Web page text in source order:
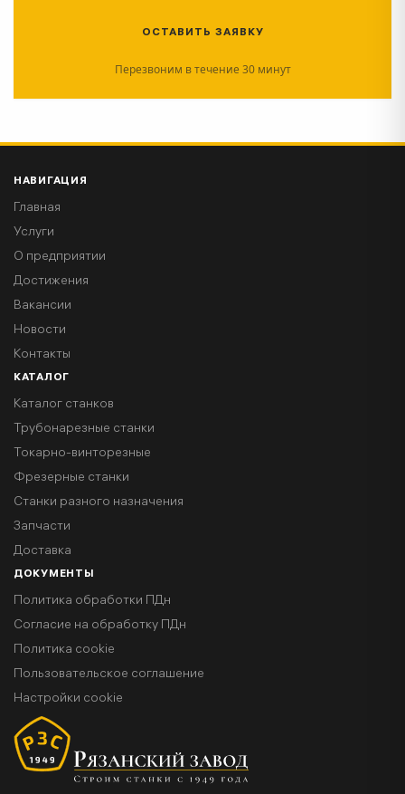
ОСТАВИТЬ ЗАЯВКУ
Перезвоним в течение 30 минут
НАВИГАЦИЯ
Главная
Услуги
О предприятии
Достижения
Вакансии
Новости
Контакты
КАТАЛОГ
Каталог станков
Трубонарезные станки
Токарно-винторезные
Фрезерные станки
Станки разного назначения
Запчасти
Доставка
ДОКУМЕНТЫ
Политика обработки ПДн
Согласие на обработку ПДн
Политика cookie
Пользовательское соглашение
Настройки cookie